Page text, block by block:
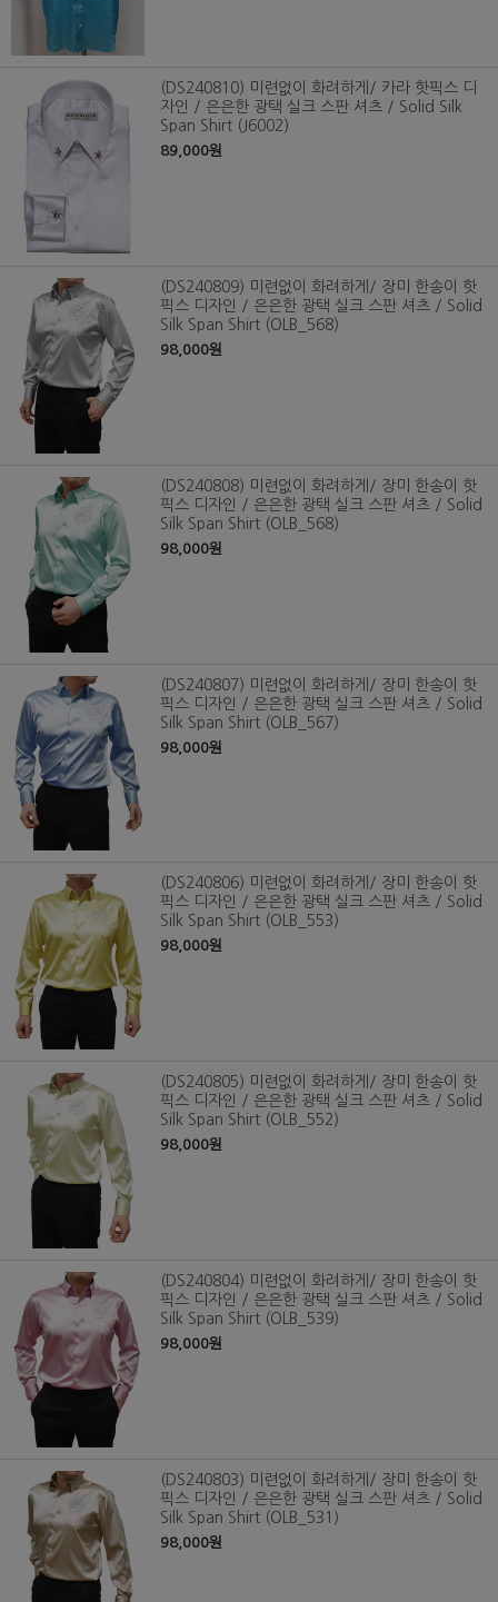
(DS240810) 미련없이 화려하게/ 카라 핫픽스 디
자인 / 은은한 광택 실크 스판 셔츠 / Solid Silk
Span Shirt (J6002)
89,000원
(DS240809) 미련없이 화려하게/ 장미 한송이 핫
픽스 디자인 / 은은한 광택 실크 스판 셔츠 / Solid
Silk Span Shirt (OLB_568)
98,000원
(DS240808) 미련없이 화려하게/ 장미 한송이 핫
픽스 디자인 / 은은한 광택 실크 스판 셔츠 / Solid
Silk Span Shirt (OLB_568)
98,000원
(DS240807) 미련없이 화려하게/ 장미 한송이 핫
픽스 디자인 / 은은한 광택 실크 스판 셔츠 / Solid
Silk Span Shirt (OLB_567)
98,000원
(DS240806) 미련없이 화려하게/ 장미 한송이 핫
픽스 디자인 / 은은한 광택 실크 스판 셔츠 / Solid
Silk Span Shirt (OLB_553)
98,000원
(DS240805) 미련없이 화려하게/ 장미 한송이 핫
픽스 디자인 / 은은한 광택 실크 스판 셔츠 / Solid
Silk Span Shirt (OLB_552)
98,000원
(DS240804) 미련없이 화려하게/ 장미 한송이 핫
픽스 디자인 / 은은한 광택 실크 스판 셔츠 / Solid
Silk Span Shirt (OLB_539)
98,000원
(DS240803) 미련없이 화려하게/ 장미 한송이 핫
픽스 디자인 / 은은한 광택 실크 스판 셔츠 / Solid
Silk Span Shirt (OLB_531)
98,000원